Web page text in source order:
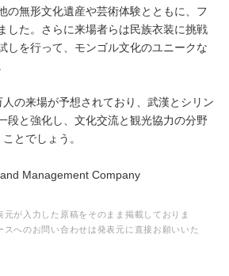
の無形文化遺産や芸術体験とともに、フ
した。さらに来場者らは民族衣装に挑戦
しを行って、モンゴル文化のユニークな
の来場が予想されており、武漢とシリン
段と強化し、文化交流と観光協力の分野
とでしょう。
Management Company
が入力した原稿をそのまま掲載しておりま
スへのお問い合わせは発表元に直接お願いいた